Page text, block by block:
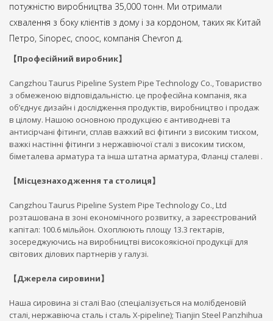
потужністю виробництва 35,000 тонн. Ми отримали
схвалення з боку клієнтів з дому і за кордоном, таких як Китай
Петро, Sinopec, cnooc, компанія Chevron д.
【Професійний виробник】
Cangzhou Taurus Pipeline System Pipe Technology Co., Товариство
з обмеженою відповідальністю. це професійна компанія, яка
об’єднує дизайн і дослідження продуктів, виробництво і продаж
в цілому. Нашою основною продукцією є антиводневі та
антисірчані фітинги, сплав важкий всі фітинги з високим тиском,
важкі настінні фітинги з нержавіючої сталі з високим тиском,
біметалева арматура та інша штатна арматура, Фланці сталеві .
【Місцезнаходження та столиця】
Cangzhou Taurus Pipeline System Pipe Technology Co., Ltd
розташована в зоні економічного розвитку, а зареєстрований
капітал: 100.6 мільйон. Охоплюють площу 13.3 гектарів,
зосереджуючись на виробництві високоякісної продукції для
світових ділових партнерів у галузі.
【Джерела сировини】
Наша сировина зі сталі Bao (спеціалізується на молібденовій
сталі, нержавіюча сталь і сталь X-pipeline); Tianjin Steel Panzhihua